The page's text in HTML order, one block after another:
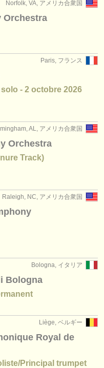
Norfolk, VA, アメリカ合衆国
Orchestra
Paris, フランス
- 2 octobre 2026
AL, アメリカ合衆国
Orchestra
Track)
Raleigh, NC, アメリカ合衆国
Bologna, イタリア
Bologna
Liège, ベルギー
Royal de
Principal trumpet